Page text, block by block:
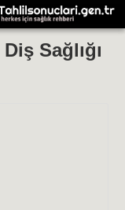
Sağlığı